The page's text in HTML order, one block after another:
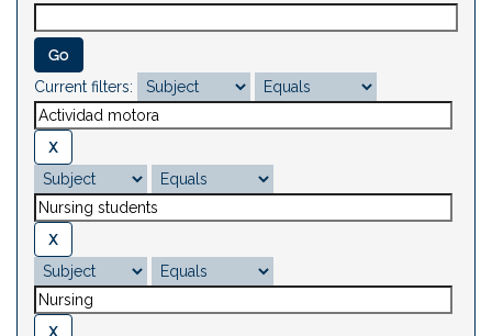
Current filters: